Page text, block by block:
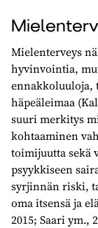
Mielenterveys
hyvinvointia,
ennakkoluuloja,
häpeäleimaa
suuri merkitys
kohtaaminen
toimijuutta sekä
psyykkiseen
syrjinnän riski,
oma itsensä ja
2015; Saari ym.,